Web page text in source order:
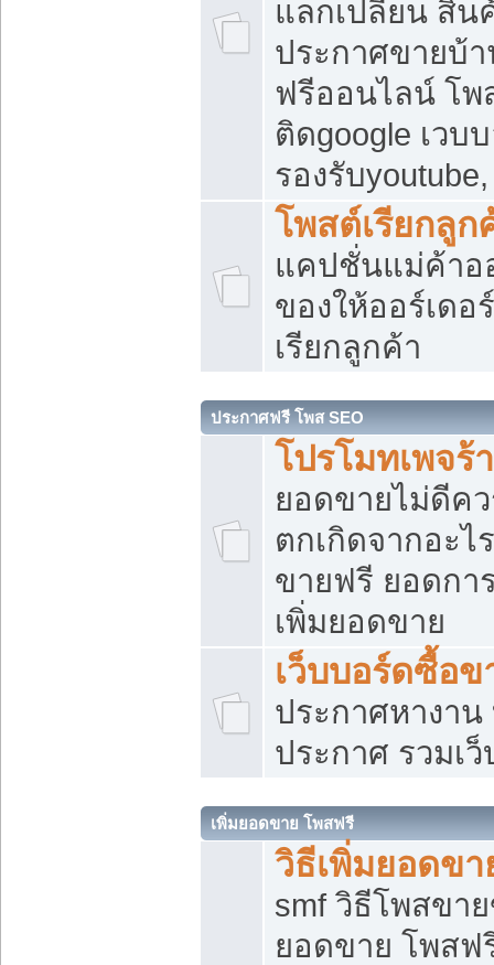
แลกเปลี่ยน สิน
ประกาศขายบ้
ฟรีออนไลน์ โพ
ติดgoogle เวบ
รองรับ
โพสต์เรียกลูก
แคปชั่นแม่ค้าอ
ของให้ออร์เดอ
เรียกลูกค้า
ประกาศฟรี โพส SEO
โปรโมทเพจร้
ยอดขายไม่ดีค
ตกเกิดจากอะไ
ขายฟรี ยอดกา
เพิ่มยอดขาย
เว็บบอร์ดซื้อข
ประกาศหางาน
ประกาศ รวมเ
เพิ่มยอดขาย โพสฟรี
วิธีเพิ่มยอดข
smf วิธีโพสขา
ยอดขาย โพสฟ